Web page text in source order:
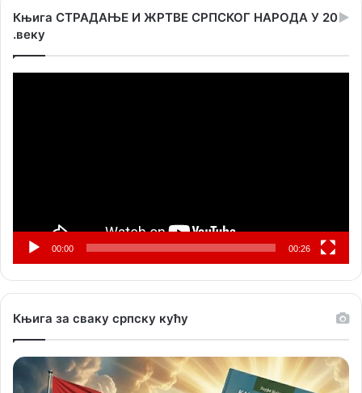
Књига СТРАДАЊЕ И ЖРТВЕ СРПСКОГ НАРОДА У 20
.веку
00:00 00:26
Књига за сваку српску кућу